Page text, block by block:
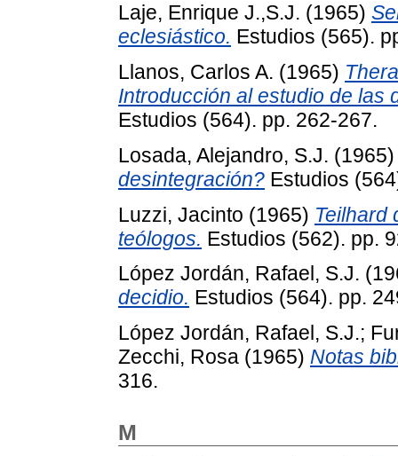
Laje, Enrique J.,S.J. (1965)
eclesiástico. Estudios (565).
Llanos, Carlos A. (1965)
Introducción al estudio de las
Estudios (564). pp. 262-267.
Losada, Alejandro, S.J.
desintegración? Estudios
Luzzi, Jacinto (1965) Teilhard
teólogos. Estudios (562). pp.
López Jordán, Rafael, S.J.
decidio. Estudios (564). pp.
López Jordán, Rafael, S.J.;
Zecchi, Rosa (1965) Notas
316.
M